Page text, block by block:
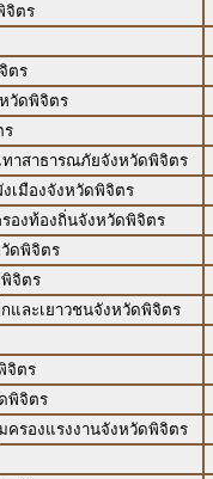
จิตร
ตร
วัดพิจิตร
ร
ทาสาธารณภัยจังหวัดพิจิตร
เมืองจังหวัดพิจิตร
องท้องถิ่นจังหวัดพิจิตร
ดพิจิตร
จิตร
และเยาวชนจังหวัดพิจิตร
จิตร
พิจิตร
ครองแรงงานจังหวัดพิจิตร